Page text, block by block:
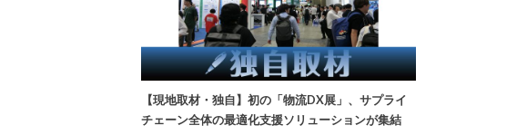
【現地取材・独自】初の「物流DX展」、サプライ
チェーン全体の最適化支援ソリューションが集結